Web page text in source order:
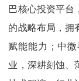
巴核心投资平台
的战略布局，拥
赋能能力；中
业，深耕刻蚀、